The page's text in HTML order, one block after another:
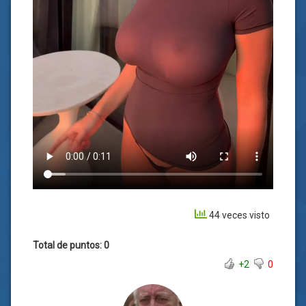
44 veces visto
Total de puntos: 0
+2
0